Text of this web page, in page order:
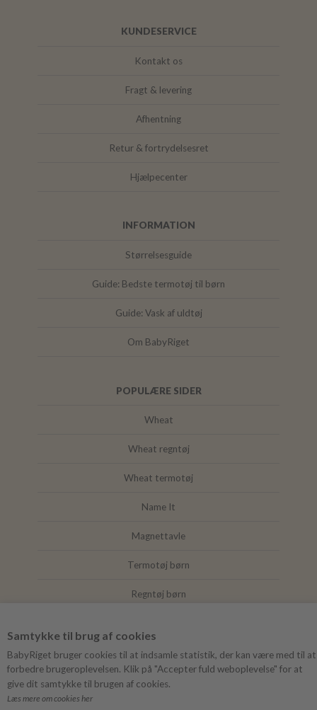
Samtykke til brug af cookies
BabyRiget bruger cookies til at indsamle statistik, der kan være med til at
forbedre brugeroplevelsen. Klik på "Accepter fuld weboplevelse" for at
give dit samtykke til brugen af cookies.
Læs mere om cookies her
KUNDESERVICE
Kontakt os
Fragt & levering
Afhentning
Retur & fortrydelsesret
Hjælpecenter
INFORMATION
Størrelsesguide
Guide: Bedste termotøj til børn
Guide: Vask af uldtøj
Om BabyRiget
POPULÆRE SIDER
Wheat
Wheat regntøj
Wheat termotøj
Name It
Magnettavle
Termotøj børn
Regntøj børn
Mushie